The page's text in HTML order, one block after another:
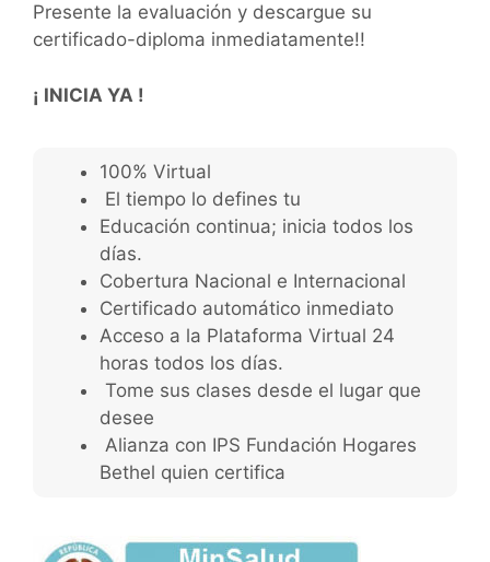
Presente la evaluación y descargue su
certificado-diploma inmediatamente!!
¡ INICIA YA !
100% Virtual
El tiempo lo defines tu
Educación continua; inicia todos los
días.
Cobertura Nacional e Internacional
Certificado automático inmediato
Acceso a la Plataforma Virtual 24
horas todos los días.
Tome sus clases desde el lugar que
desee
Alianza con IPS Fundación Hogares
Bethel quien certifica